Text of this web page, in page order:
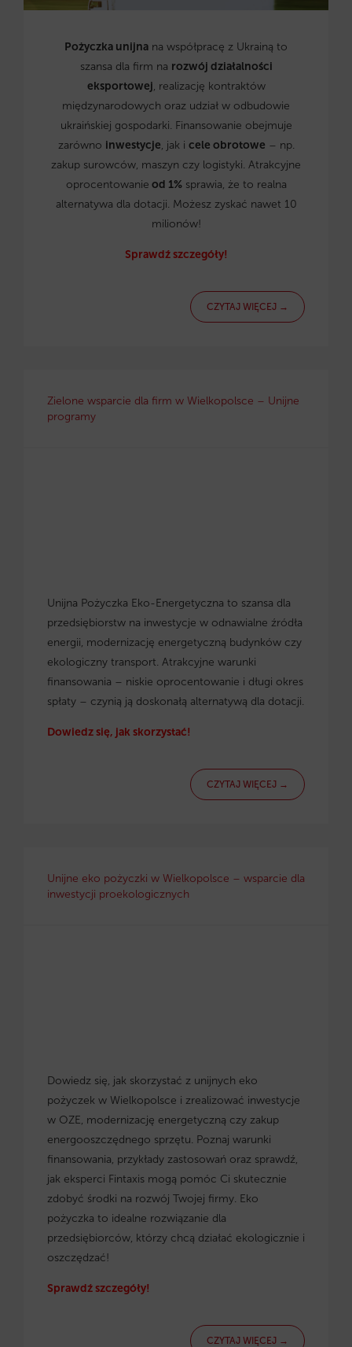
Pożyczka unijna na współpracę z Ukrainą to
szansa dla firm na rozwój działalności
eksportowej, realizację kontraktów
międzynarodowych oraz udział w odbudowie
ukraińskiej gospodarki. Finansowanie obejmuje
zarówno inwestycje, jak i cele obrotowe – np.
zakup surowców, maszyn czy logistyki. Atrakcyjne
oprocentowanie od 1%sprawia, że to realna
alternatywa dla dotacji. Możesz zyskać nawet 10
milionów!
Sprawdź szczegóły!
CZYTAJ WIĘCEJ →
Zielone wsparcie dla firm w Wielkopolsce – Unijne
programy
Unijna Pożyczka Eko-Energetyczna to szansa dla
przedsiębiorstw na inwestycje w odnawialne źródła
energii, modernizację energetyczną budynków czy
ekologiczny transport. Atrakcyjne warunki
finansowania – niskie oprocentowanie i długi okres
spłaty – czynią ją doskonałą alternatywą dla dotacji.
Dowiedz się, jak skorzystać!
CZYTAJ WIĘCEJ →
Unijne eko pożyczki w Wielkopolsce – wsparcie dla
inwestycji proekologicznych
Dowiedz się, jak skorzystać z unijnych eko
pożyczek w Wielkopolsce i zrealizować inwestycje
w OZE, modernizację energetyczną czy zakup
energooszczędnego sprzętu. Poznaj warunki
finansowania, przykłady zastosowań oraz sprawdź,
jak eksperci Fintaxis mogą pomóc Ci skutecznie
zdobyć środki na rozwój Twojej firmy. Eko
pożyczka to idealne rozwiązanie dla
przedsiębiorców, którzy chcą działać ekologicznie i
oszczędzać!
Sprawdź szczegóły!
CZYTAJ WIĘCEJ →